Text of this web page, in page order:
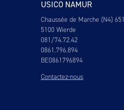
USICO NAMUR
Chaussée de Marche (N4) 651
5100 Wierde
081/74.72.42
0861.796.894
BE0861796894
Contactez-nous